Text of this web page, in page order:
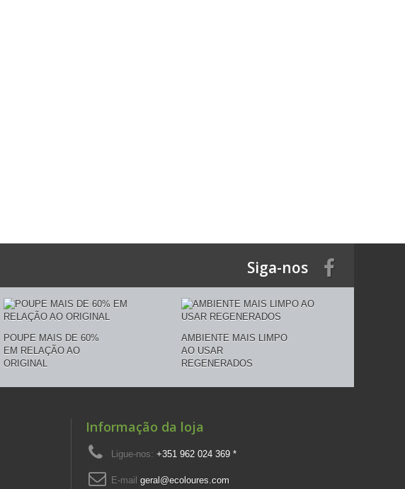
Siga-nos
POUPE MAIS DE 60%
EM RELAÇÃO AO
ORIGINAL
AMBIENTE MAIS LIMPO
AO USAR
REGENERADOS
Informação da loja
Ligue-nos: +351 962 024 369 *
E-mail geral@ecoloures.com